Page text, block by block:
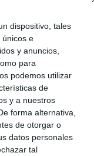
dispositivo, tales
únicos e
y anuncios,
para
podemos utilizar
de
y a nuestros
forma alternativa,
de otorgar o
datos personales
tal